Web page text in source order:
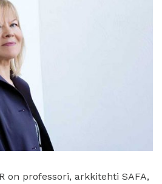
on professori, arkkitehti SAFA,